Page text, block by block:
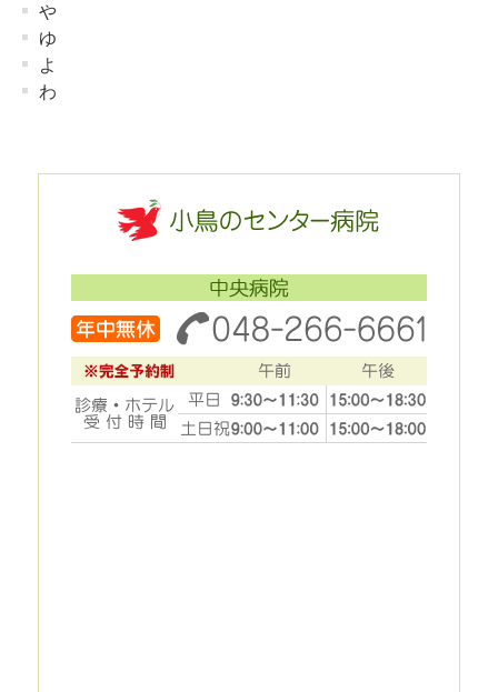
や
ゆ
よ
わ